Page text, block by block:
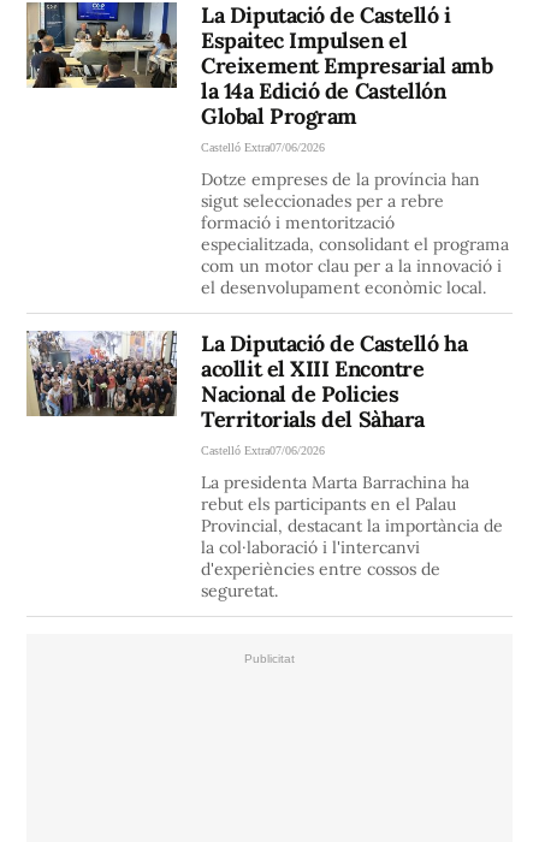
La Diputació de Castelló i
Espaitec Impulsen el
Creixement Empresarial amb
la 14a Edició de Castellón
Global Program
Castelló Extra07/06/2026
Dotze empreses de la província han
sigut seleccionades per a rebre
formació i mentorització
especialitzada, consolidant el programa
com un motor clau per a la innovació i
el desenvolupament econòmic local.
La Diputació de Castelló ha
acollit el XIII Encontre
Nacional de Policies
Territorials del Sàhara
Castelló Extra07/06/2026
La presidenta Marta Barrachina ha
rebut els participants en el Palau
Provincial, destacant la importància de
la col·laboració i l'intercanvi
d'experiències entre cossos de
seguretat.